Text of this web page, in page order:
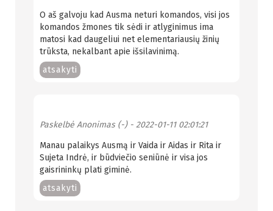
O aš galvoju kad Ausma neturi komandos, visi jos
komandos žmones tik sėdi ir atlyginimus ima
matosi kad daugeliui net elementariausių žinių
trūksta, nekalbant apie išsilavinimą.
atsakyti
Paskelbė Anonimas (-)- 2022-01-11 02:01:21
Manau palaikys Ausmą ir Vaida ir Aidas ir Rita ir
Sujeta Indrė, ir būdviečio seniūnė ir visa jos
gaisrininkų plati giminė.
atsakyti